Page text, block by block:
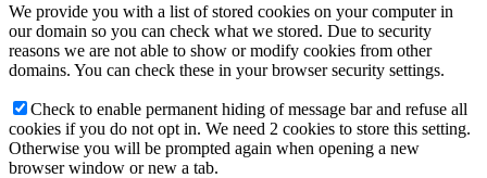
We provide you with a list of stored cookies on your computer in
our domain so you can check what we stored. Due to security
reasons we are not able to show or modify cookies from other
domains. You can check these in your browser security settings.
Check to enable permanent hiding of message bar and refuse all
cookies if you do not opt in. We need 2 cookies to store this setting.
Otherwise you will be prompted again when opening a new
browser window or new a tab.